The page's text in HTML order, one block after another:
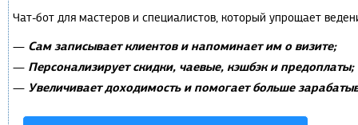
Чат-бот для мастеров и специалистов, который упрощает
— Сам записывает клиентов и напоминает им о визите;
— Персонализирует скидки, чаевые, кэшбэк и предоплаты;
— Увеличивает доходимость и помогает больше